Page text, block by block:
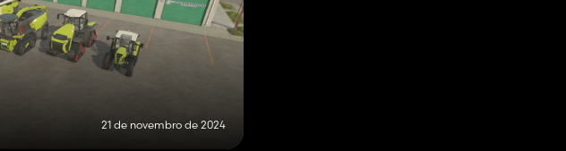
21 de novembro de 2024